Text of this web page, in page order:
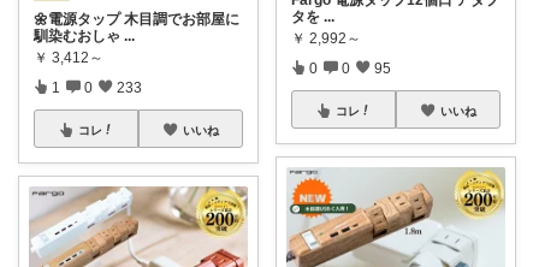
🌼電源タップ 木目調でお部屋に
馴染むおしゃ ...
￥ 3,412～
1 0 233
コレ いいね
タを ...
￥ 2,992～
0 0 95
コレ いいね